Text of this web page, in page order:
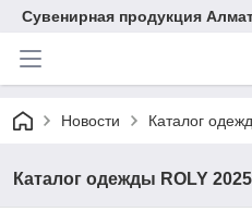
Сувенирная продукция
Новости Каталог
Каталог одежды ROLY 2025